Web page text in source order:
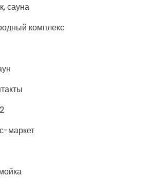
сауна
комплекс
маркет